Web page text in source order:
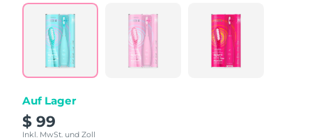
Read
Reviews.
Same
page
Auf Lager
$ 99
Inkl. MwSt. und Zoll